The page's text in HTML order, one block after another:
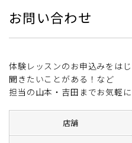
お問い合わせ
体験レッスンのお申込みをは
聞きたいことがある！など
担当の山本・吉田までお気軽
店舗